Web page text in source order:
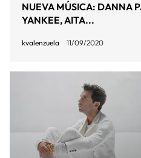
NUEVA MÚSICA: DANNA
YANKEE, AITA...
kvalenzuela 11/09/2020